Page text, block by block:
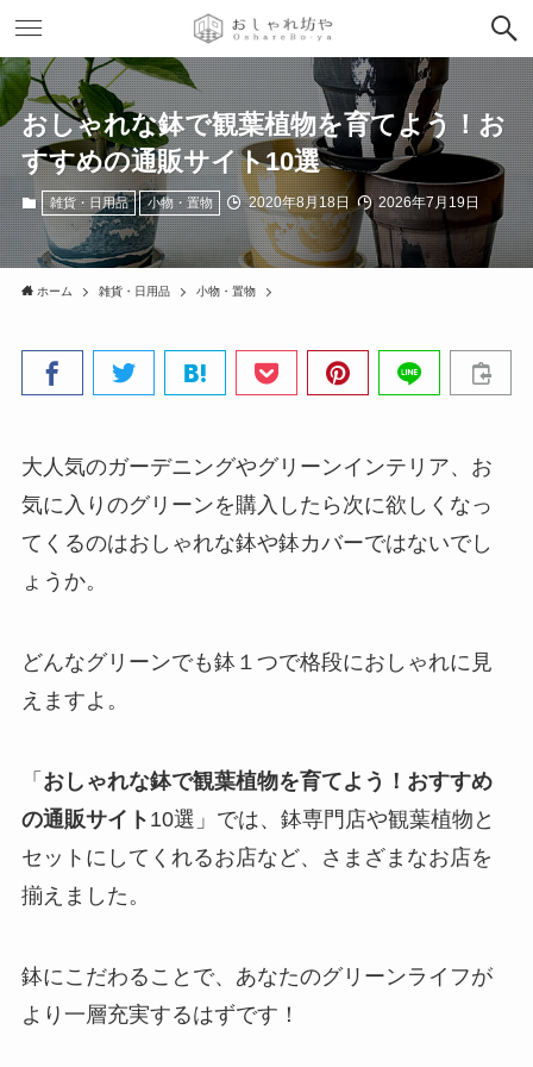
おしゃれな鉢で観葉植物を育てよう！お
すすめの通販サイト10選
雑貨・日用品 小物・置物 2020年8月18日 2026年7月19日
ホーム 雑貨・日用品 小物・置物
大人気のガーデニングやグリーンインテリア、お
気に入りのグリーンを購入したら次に欲しくなっ
てくるのはおしゃれな鉢や鉢カバーではないでし
ょうか。
どんなグリーンでも鉢１つで格段におしゃれに見
えますよ。
「 おしゃれな鉢で観葉植物を育てよう！おすすめ
の通販サイト 10選」では、鉢専門店や観葉植物と
セットにしてくれるお店など、さまざまなお店を
揃えました。
鉢にこだわることで、あなたのグリーンライフが
より一層充実するはずです！